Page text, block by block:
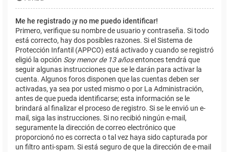
Me he registrado ¡y no me puedo identificar!
Primero, verifique su nombre de usuario y contraseña. Si todo
está correcto, hay dos posibles razones. Si el Sistema de
Protección Infantil (APPCO) está activado y cuando se registró
eligió la opción Soy menor de 13 añosentonces tendrá que
seguir algunas instrucciones que se le darán para activar la
cuenta. Algunos foros disponen que las cuentas deben ser
activadas, ya sea por usted mismo o por La Administración,
antes de que pueda identificarse; esta información se le
brindará al finalizar el proceso de registro. Si se le envió un e-
mail, siga las instrucciones. Si no recibió ningún e-mail,
seguramente la dirección de correo electrónico que
proporcionó no es correcta o tal vez haya sido capturada por
un filtro anti-spam. Si está seguro de que la dirección de e-mail